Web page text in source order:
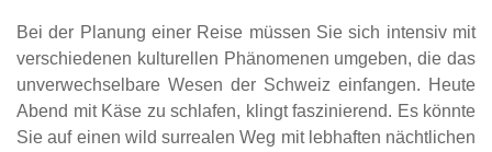
Bei der Planung einer Reise müssen Sie sich intensiv mit
verschiedenen kulturellen Phänomenen umgeben, die das
unverwechselbare Wesen der Schweiz einfangen. Heute
Abend mit Käse zu schlafen, klingt faszinierend. Es könnte
Sie auf einen wild surrealen Weg mit lebhaften nächtlichen